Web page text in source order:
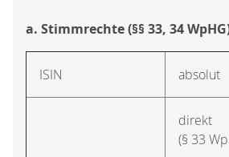
a. Stimmrechte (§§ 33, 34
ISIN absolut
direkt
(§ 33